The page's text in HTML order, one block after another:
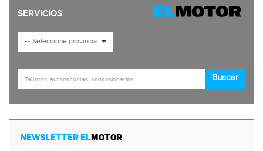
NEWSLETTER ELMOTOR